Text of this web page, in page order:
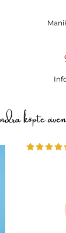
köpte även